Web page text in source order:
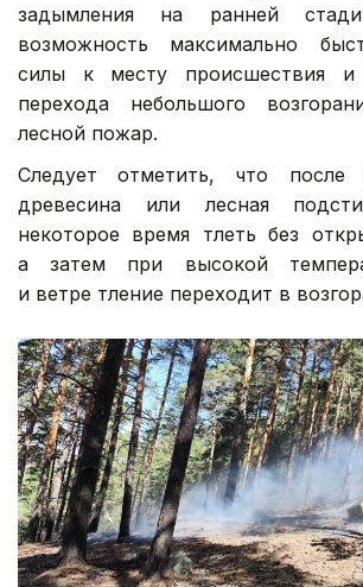
задымления на ранней
возможность максимально
силы к месту происшествия и
перехода небольшого
лесной пожар.
Следует отметить, что после
древесина или лесная
некоторое время тлеть без
а затем при высокой
и ветре тление переходит в